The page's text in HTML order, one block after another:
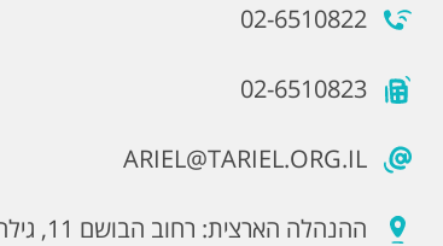
02-6510822
02-6510823
ARIEL@TARIEL.ORG.IL
ההנהלה הארצית: רחוב הבושם 11, גילה ירושלים